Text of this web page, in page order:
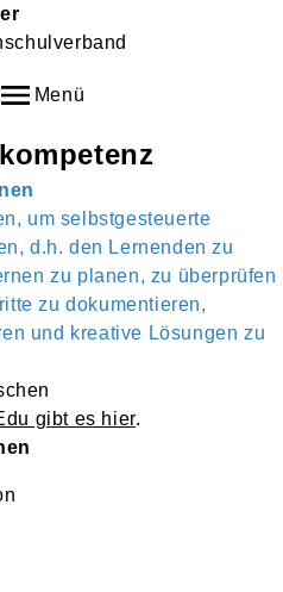
Menü
um selbstgesteuerte
d.h. den Lernenden zu
zu planen, zu überprüfen
zu dokumentieren,
und kreative Lösungen zu
gibt es hier.